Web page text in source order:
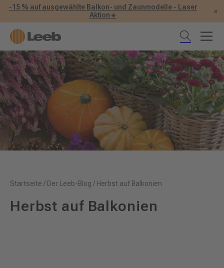
-15 % auf ausgewählte Balkon- und Zaunmodelle - Laser
Aktion☀️
×
Startseite / Der Leeb-Blog / Herbst auf Balkonien
Herbst auf Balkonien